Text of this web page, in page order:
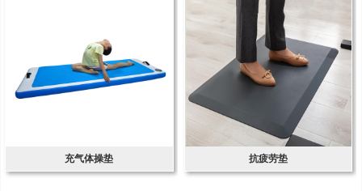
充气体操垫 抗疲劳垫